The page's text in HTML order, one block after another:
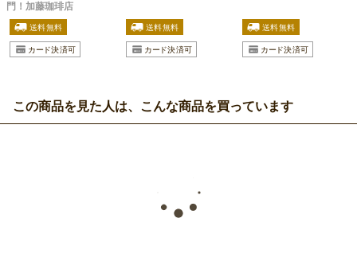
門！加藤珈琲店
この商品を見た人は、こんな商品を買っています